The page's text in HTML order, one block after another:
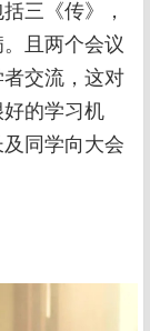
三《传》，
且两个会议
交流，这对
的学习机
同学向大会